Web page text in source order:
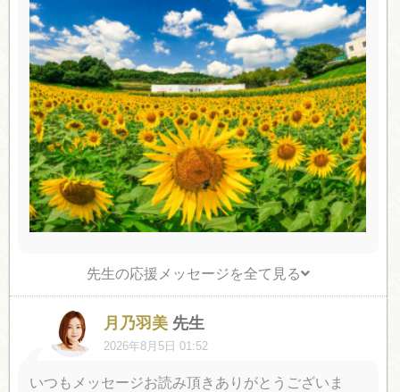
先生の応援メッセージを全て見る
月乃羽美 先生
2026年8月5日 01:52
いつもメッセージお読み頂きありがとうございま